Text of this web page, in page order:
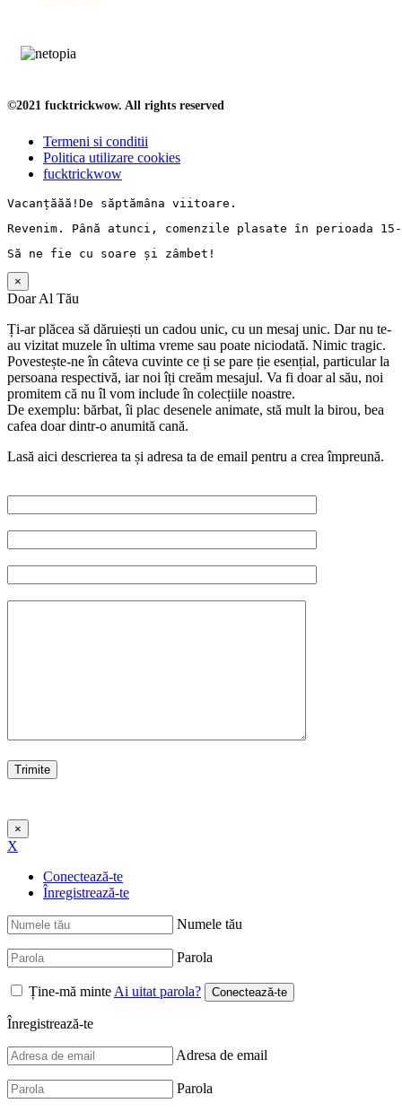
©2021 fucktrickwow. All rights reserved
Termeni si conditii
Politica utilizare cookies
fucktrickwow
Vacanțăăă!De săptămâna viitoare.
Revenim. Până atunci, comenzile plasate în perioada
Să ne fie cu soare și zâmbet !
×
Doar Al Tău
Ți-ar plăcea să dăruiești un cadou unic, cu un mesaj unic. Dar nu te-
au vizitat muzele în ultima vreme sau poate niciodată. Nimic tragic.
Povestește-ne în câteva cuvinte ce ți se pare ție esențial, particular la
persoana respectivă, iar noi îți creăm mesajul. Va fi doar al său, noi
promitem că nu îl vom include în colecțiile noastre.
De exemplu: bărbat, îi plac desenele animate, stă mult la birou, bea
cafea doar dintr-o anumită cană.
Lasă aici descrierea ta și adresa ta de email pentru a crea împreună.
×
X
Conectează-te
Înregistrează-te
Numele tău
Parola
Ține-mă minte Ai uitat parola?
Înregistrează-te
Adresa de email
Parola